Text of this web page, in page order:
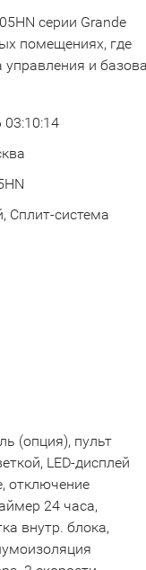
серии Grande
помещениях, где
и
03:10:14
Сплит-система
(опция), пульт
LED-дисплей
отключение
24 часа,
внутр. блока,